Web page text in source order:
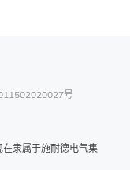
号
隶属于施耐德电气集